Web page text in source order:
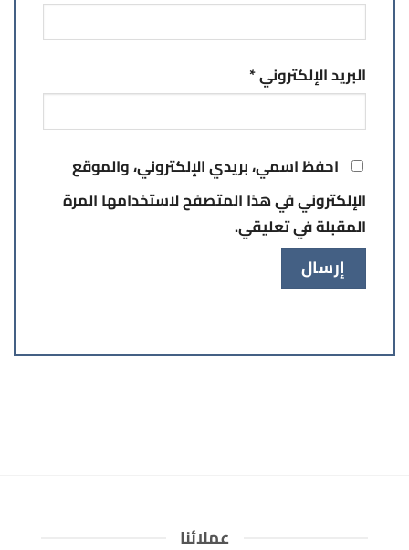
البريد الإلكتروني*
احفظ اسمي، بريدي الإلكتروني، والموقع
الإلكتروني في هذا المتصفح لاستخدامها المرة
المقبلة في تعليقي.
عملائنا